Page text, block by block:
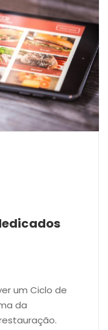
um Ciclo de
da